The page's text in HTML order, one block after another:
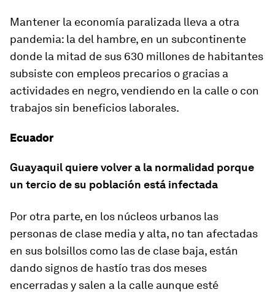
Mantener la economía paralizada lleva a otra
pandemia: la del hambre, en un subcontinente
donde la mitad de sus 630 millones de habitantes
subsiste con empleos precarios o gracias a
actividades en negro, vendiendo en la calle o con
trabajos sin beneficios laborales.
Ecuador
Guayaquil quiere volver a la normalidad porque
un tercio de su población está infectada
Por otra parte, en los núcleos urbanos las
personas de clase media y alta, no tan afectadas
en sus bolsillos como las de clase baja, están
dando signos de hastío tras dos meses
encerradas y salen a la calle aunque esté